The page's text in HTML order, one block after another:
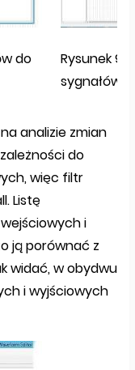
do
Rysunek 9.
sygnałów
analizie zmian
do
więc filtr
Listę
i
ją porównać z
widać, w obydwu
i wyjściowych